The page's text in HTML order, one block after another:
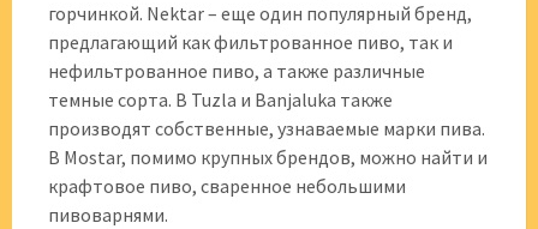
горчинкой. Nektar – еще один популярный бренд,
предлагающий как фильтрованное пиво, так и
нефильтрованное пиво, а также различные
темные сорта. В Tuzla и Banjaluka также
производят собственные, узнаваемые марки пива.
В Mostar, помимо крупных брендов, можно найти и
крафтовое пиво, сваренное небольшими
пивоварнями.